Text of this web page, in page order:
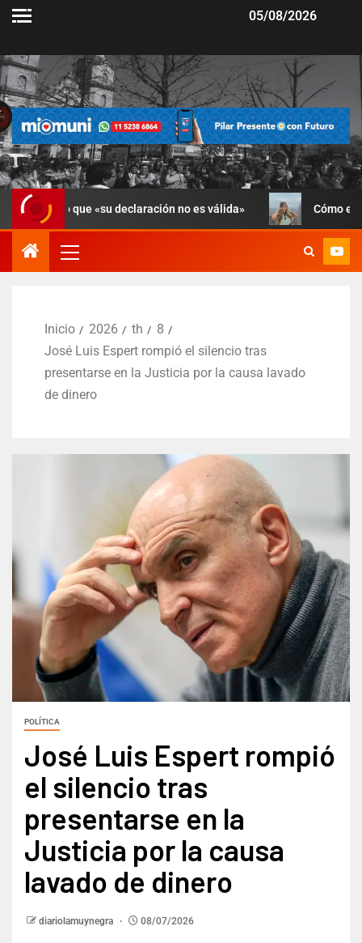
05/08/2026
que «su declaración no es válida» Cómo está Candela
Inicio 2026 th
8
José Luis Espert rompió el silencio tras
presentarse en la Justicia por la causa lavado
de dinero
POLÍTICA
José Luis Espert rompió
el silencio tras
presentarse en la
Justicia por la causa
lavado de dinero
diariolamuynegra 08/07/2026